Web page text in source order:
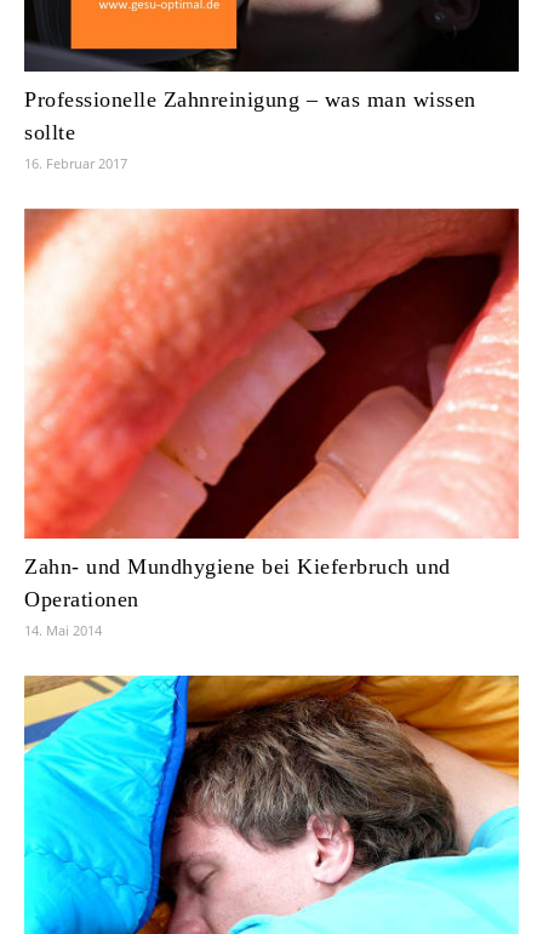
Professionelle Zahnreinigung – was man wissen
sollte
16. Februar 2017
Zahn- und Mundhygiene bei Kieferbruch und
Operationen
14. Mai 2014